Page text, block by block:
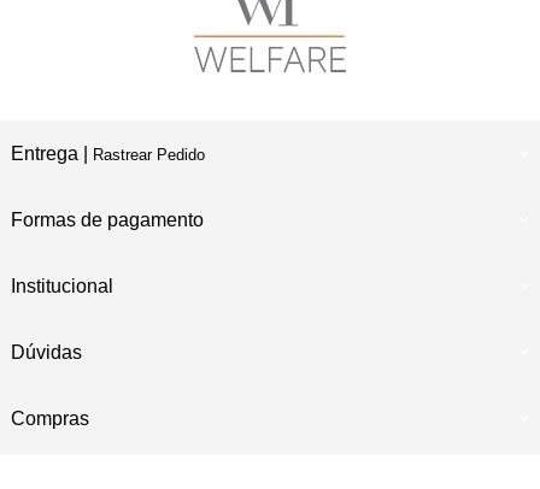
Entrega | Rastrear Pedido
Formas de pagamento
Institucional
Dúvidas
Compras